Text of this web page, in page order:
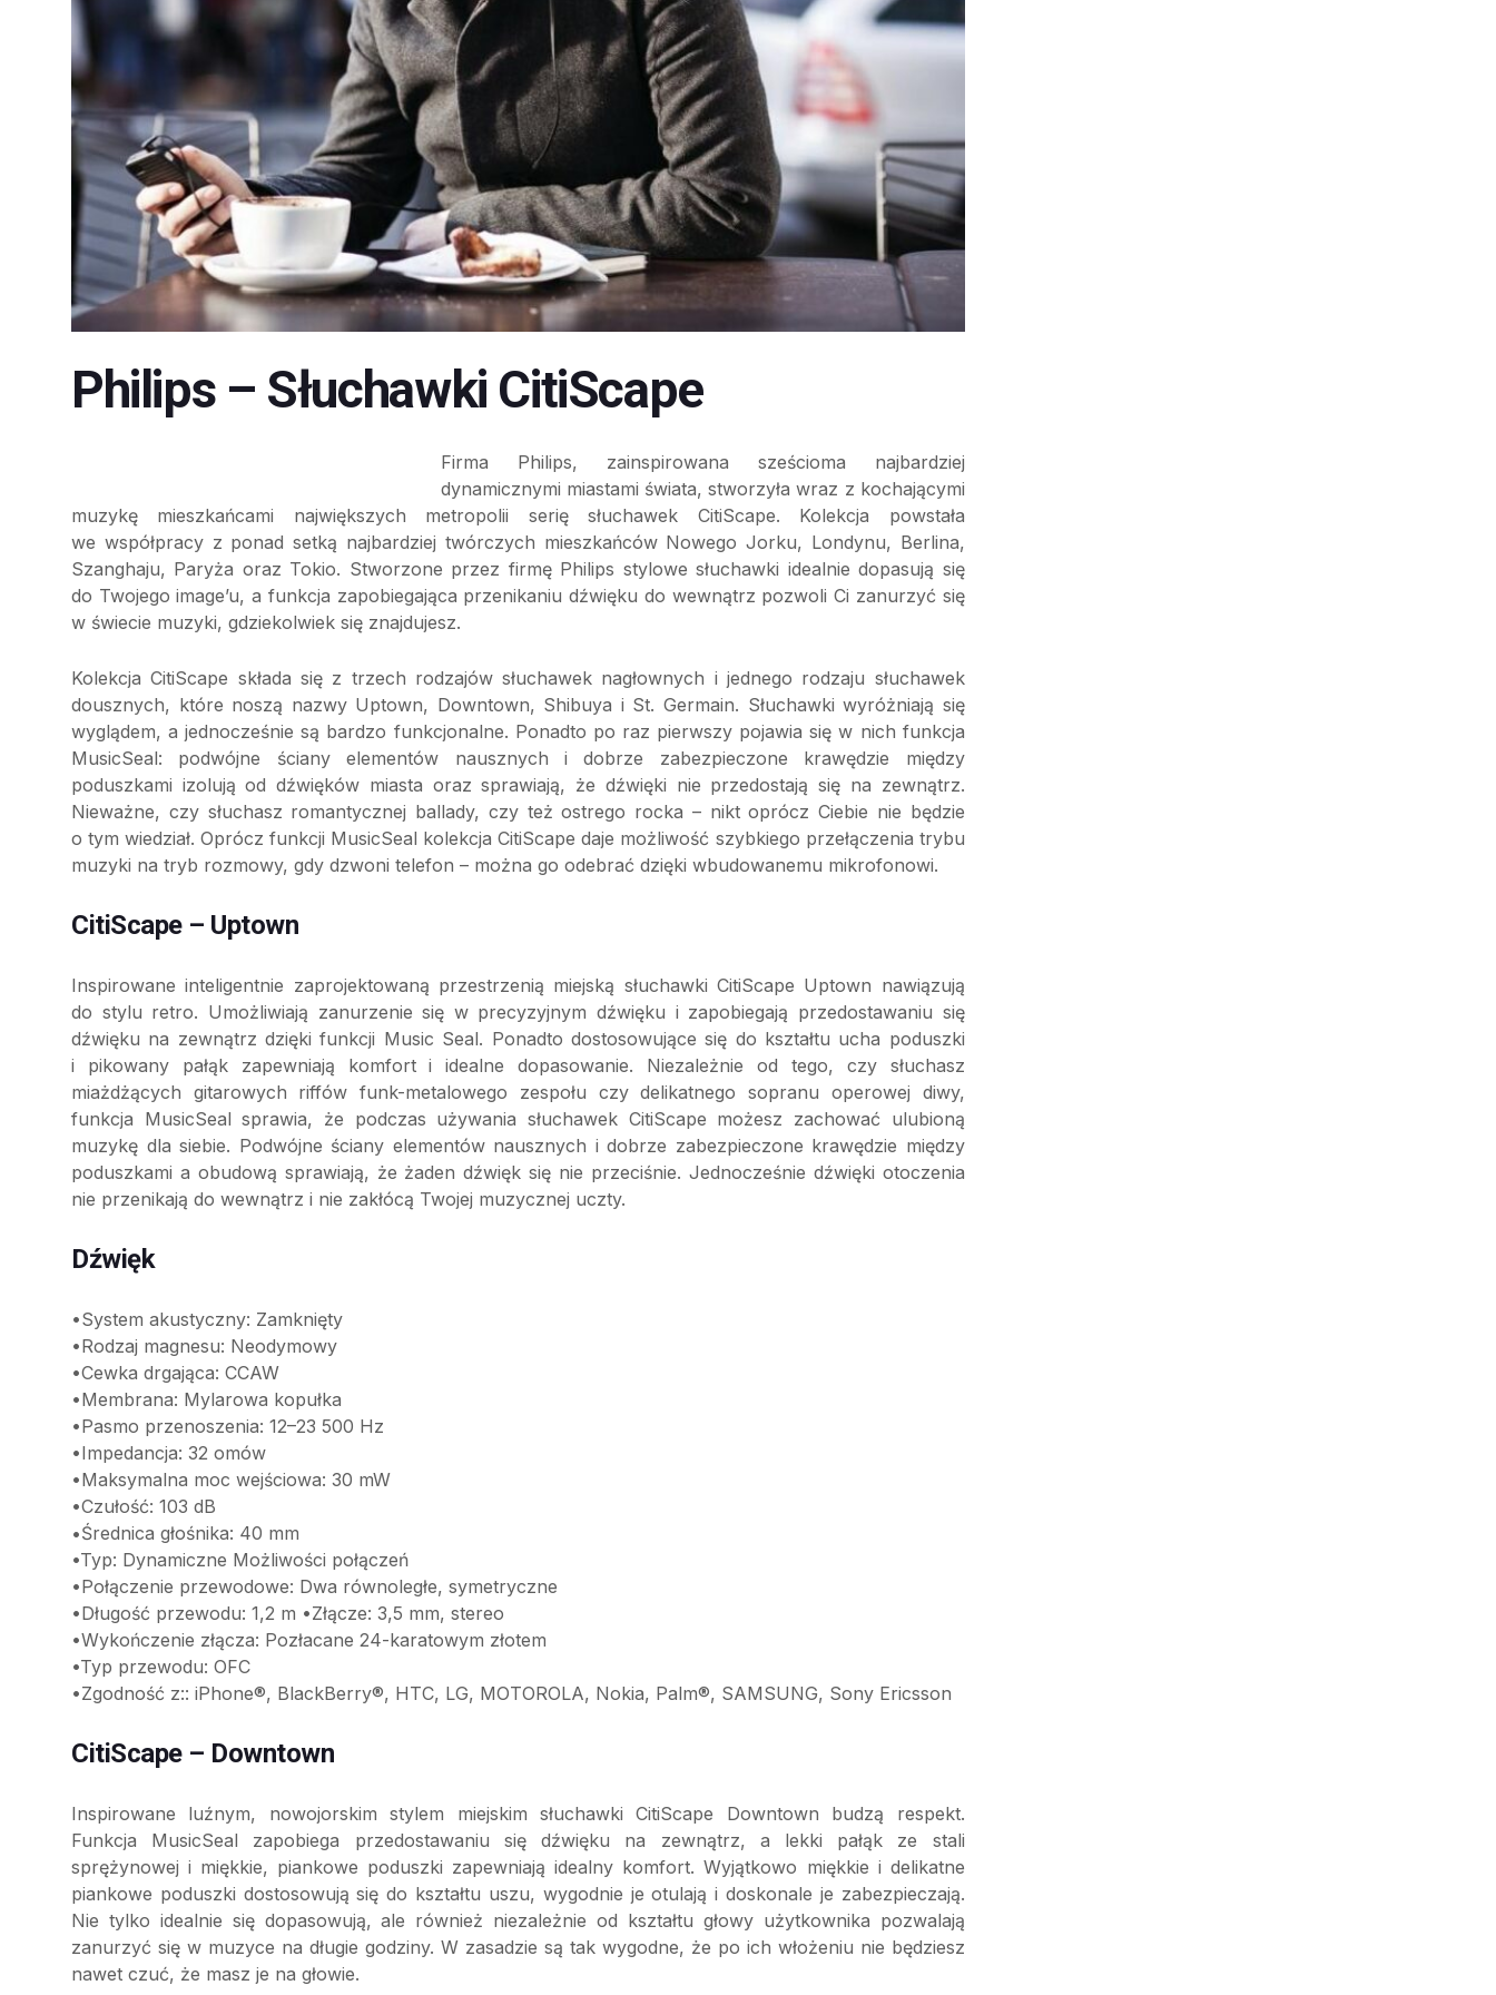
Philips – Słuchawki CitiScape
Firma Philips, zainspirowana sześcioma najbardziej
dynamicznymi miastami świata, stworzyła wraz z kochającymi
muzykę mieszkańcami największych metropolii serię słuchawek CitiScape. Kolekcja powstała
we współpracy z ponad setką najbardziej twórczych mieszkańców Nowego Jorku, Londynu, Berlina,
Szanghaju, Paryża oraz Tokio. Stworzone przez firmę Philips stylowe słuchawki idealnie dopasują się
do Twojego image’u, a funkcja zapobiegająca przenikaniu dźwięku do wewnątrz pozwoli Ci zanurzyć się
w świecie muzyki, gdziekolwiek się znajdujesz.
Kolekcja CitiScape składa się z trzech rodzajów słuchawek nagłownych i jednego rodzaju słuchawek
dousznych, które noszą nazwy Uptown, Downtown, Shibuya i St. Germain. Słuchawki wyróżniają się
wyglądem, a jednocześnie są bardzo funkcjonalne. Ponadto po raz pierwszy pojawia się w nich funkcja
MusicSeal: podwójne ściany elementów nausznych i dobrze zabezpieczone krawędzie między
poduszkami izolują od dźwięków miasta oraz sprawiają, że dźwięki nie przedostają się na zewnątrz.
Nieważne, czy słuchasz romantycznej ballady, czy też ostrego rocka – nikt oprócz Ciebie nie będzie
o tym wiedział. Oprócz funkcji MusicSeal kolekcja CitiScape daje możliwość szybkiego przełączenia trybu
muzyki na tryb rozmowy, gdy dzwoni telefon – można go odebrać dzięki wbudowanemu mikrofonowi.
CitiScape – Uptown
Inspirowane inteligentnie zaprojektowaną przestrzenią miejską słuchawki CitiScape Uptown nawiązują
do stylu retro. Umożliwiają zanurzenie się w precyzyjnym dźwięku i zapobiegają przedostawaniu się
dźwięku na zewnątrz dzięki funkcji Music Seal. Ponadto dostosowujące się do kształtu ucha poduszki
i pikowany pałąk zapewniają komfort i idealne dopasowanie. Niezależnie od tego, czy słuchasz
miażdżących gitarowych riffów funk-metalowego zespołu czy delikatnego sopranu operowej diwy,
funkcja MusicSeal sprawia, że podczas używania słuchawek CitiScape możesz zachować ulubioną
muzykę dla siebie. Podwójne ściany elementów nausznych i dobrze zabezpieczone krawędzie między
poduszkami a obudową sprawiają, że żaden dźwięk się nie przeciśnie. Jednocześnie dźwięki otoczenia
nie przenikają do wewnątrz i nie zakłócą Twojej muzycznej uczty.
Dźwięk
•System akustyczny: Zamknięty
•Rodzaj magnesu: Neodymowy
•Cewka drgająca: CCAW
•Membrana: Mylarowa kopułka
•Pasmo przenoszenia: 12–23 500 Hz
•Impedancja: 32 omów
•Maksymalna moc wejściowa: 30 mW
•Czułość: 103 dB
•Średnica głośnika: 40 mm
•Typ: Dynamiczne Możliwości połączeń
•Połączenie przewodowe: Dwa równoległe, symetryczne
•Długość przewodu: 1,2 m •Złącze: 3,5 mm, stereo
•Wykończenie złącza: Pozłacane 24-karatowym złotem
•Typ przewodu: OFC
•Zgodność z:: iPhone®, BlackBerry®, HTC, LG, MOTOROLA, Nokia, Palm®, SAMSUNG, Sony Ericsson
CitiScape – Downtown
Inspirowane luźnym, nowojorskim stylem miejskim słuchawki CitiScape Downtown budzą respekt.
Funkcja MusicSeal zapobiega przedostawaniu się dźwięku na zewnątrz, a lekki pałąk ze stali
sprężynowej i miękkie, piankowe poduszki zapewniają idealny komfort. Wyjątkowo miękkie i delikatne
piankowe poduszki dostosowują się do kształtu uszu, wygodnie je otulają i doskonale je zabezpieczają.
Nie tylko idealnie się dopasowują, ale również niezależnie od kształtu głowy użytkownika pozwalają
zanurzyć się w muzyce na długie godziny. W zasadzie są tak wygodne, że po ich włożeniu nie będziesz
nawet czuć, że masz je na głowie.